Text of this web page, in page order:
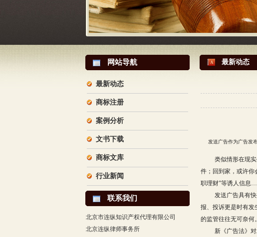
网站导航
最新动态
商标注册
案例分析
文书下载
商标文库
行业新闻
联系我们
北京市连纵知识产权代理有限公司
北京连纵律师事务所
最新动态
发送广告作为广告发布
类似情形在现
件；回到家，或许你
职理财”等诱人信息
发送广告具有
报、投诉更是时有发
的监管往往无可奈何
新《广告法》